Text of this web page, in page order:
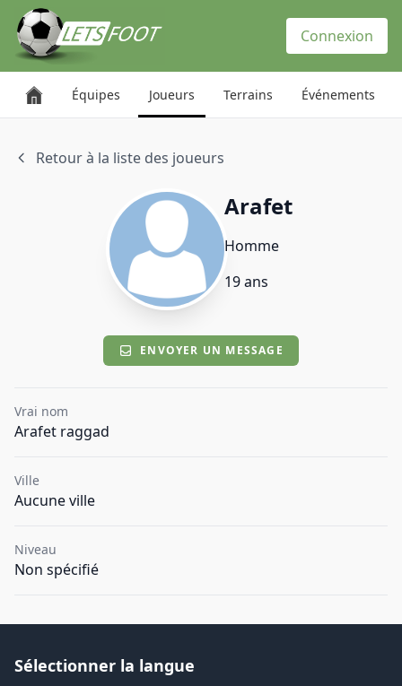
Connexion
Équipes Joueurs Terrains Événements
Retour à la liste des joueurs
Arafet
Homme
19 ans
ENVOYER UN MESSAGE
Vrai nom
Arafet raggad
Ville
Aucune ville
Niveau
Non spécifié
Sélectionner la langue
Panneau de gestion des cookies